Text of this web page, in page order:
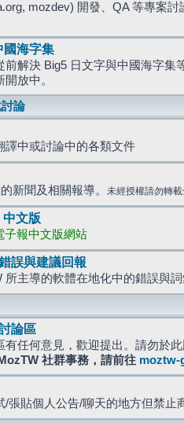
mozdev) 開發、QA 等專案討
國海字集
前解決 Big5 日文字與中國海字集
放中。
論
譯中或討論中的各類文件
新聞及相關報導。 未經授權請勿轉
文版
子報中文版網站
誤與建議回報
所主導的軟體在地化中的錯誤與
論區
有任何意見，歡迎提出。請勿於
社群事務，請前往 moztw-
/張貼個人公告/聊天的地方但禁止